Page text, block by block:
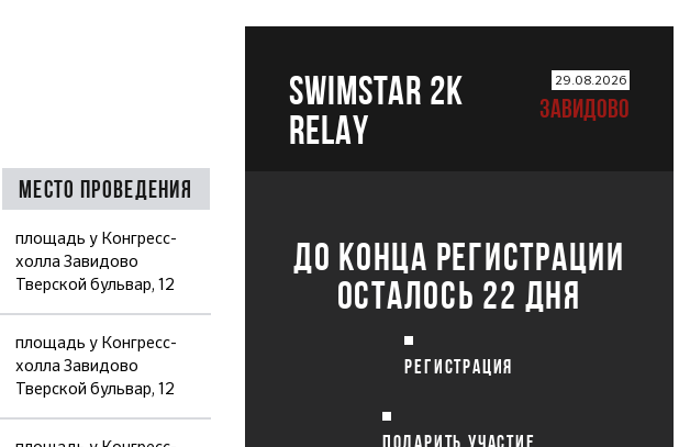
Место проведения
площадь у Конгресс-
холла Завидово
Тверской бульвар, 12
площадь у Конгресс-
холла Завидово
Тверской бульвар, 12
SWIMSTAR 2K
RELAY
29.08.2026
ЗАВИДОВО
ДО КОНЦА РЕГИСТРАЦИИ
ОСТАЛОСЬ 22 ДНЯ
РЕГИСТРАЦИЯ
ПОДАРИТЬ УЧАСТИЕ